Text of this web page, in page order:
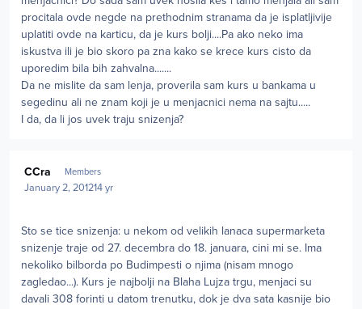
procitala ovde negde na prethodnim stranama da je isplatljivije
uplatiti ovde na karticu, da je kurs bolji....Pa ako neko ima
iskustva ili je bio skoro pa zna kako se krece kurs cisto da
uporedim bila bih zahvalna.......
Da ne mislite da sam lenja, proverila sam kurs u bankama u
segedinu ali ne znam koji je u menjacnici nema na sajtu.....
I da, da li jos uvek traju snizenja?
CCra Members
January 2, 201214 yr
Sto se tice snizenja: u nekom od velikih lanaca supermarketa
snizenje traje od 27. decembra do 18. januara, cini mi se. Ima
nekoliko bilborda po Budimpesti o njima (nisam mnogo
zagledao...). Kurs je najbolji na Blaha Lujza trgu, menjaci su
davali 308 forinti u datom trenutku, dok je dva sata kasnije bio